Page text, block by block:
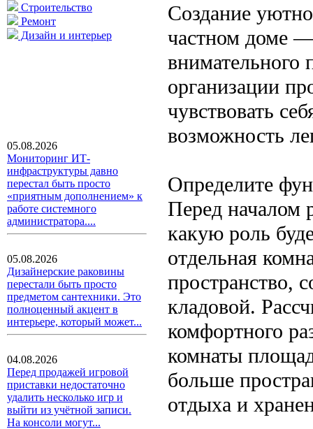
Строительство
Ремонт
Дизайн и интерьер
05.08.2026
Мониторинг ИТ-
инфраструктуры давно
перестал быть просто
«приятным дополнением» к
работе системного
администратора....
05.08.2026
Дизайнерские раковины
перестали быть просто
предметом сантехники. Это
полноценный акцент в
интерьере, который может...
04.08.2026
Перед продажей игровой
приставки недостаточно
удалить несколько игр и
выйти из учётной записи.
На консоли могут...
Создание
частном доме —
внимательного
организации
чувствовать
возможность
Определите
Перед началом
какую роль
отдельная
пространство,
кладовой.
комфортного
комнаты
больше
отдыха и